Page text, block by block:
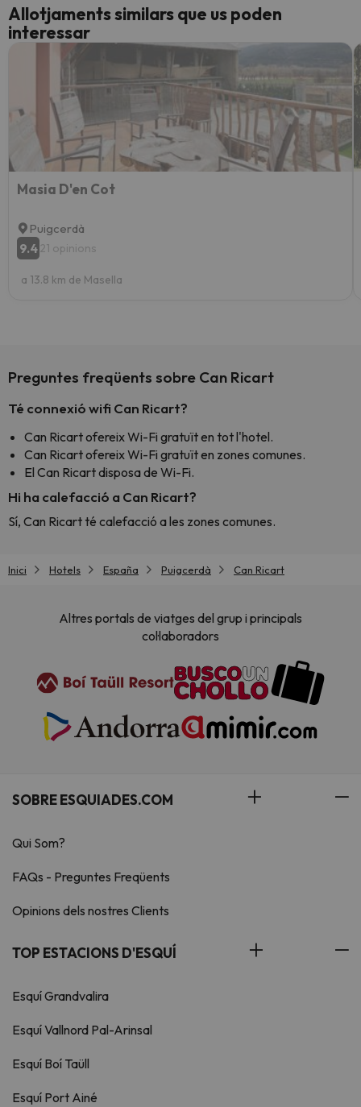
Allotjaments similars que us poden
interessar
Masia D'en Cot
Puigcerdà
9.421 opinions
a 13.8 km de Masella
Preguntes freqüents sobre Can Ricart
Té connexió wifi Can Ricart?
Can Ricart ofereix Wi-Fi gratuït en tot l'hotel.
Can Ricart ofereix Wi-Fi gratuït en zones comunes.
El Can Ricart disposa de Wi-Fi.
Hi ha calefacció a Can Ricart?
Sí, Can Ricart té calefacció a les zones comunes.
Inici Hotels España Puigcerdà Can Ricart
Altres portals de viatges del grup i principals
col·laboradors
SOBRE ESQUIADES.COM
Qui Som?
FAQs - Preguntes Freqüents
Opinions dels nostres Clients
TOP ESTACIONS D'ESQUÍ
Esquí Grandvalira
Esquí Vallnord Pal-Arinsal
Esquí Boí Taüll
Esquí Port Ainé